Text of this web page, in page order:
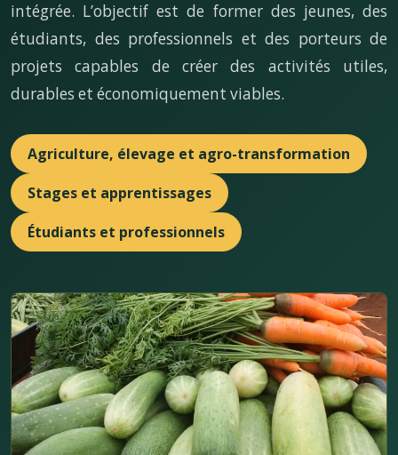
intégrée. L’objectif est de former des jeunes, des
étudiants, des professionnels et des porteurs de
projets capables de créer des activités utiles,
durables et économiquement viables.
Agriculture, élevage et agro-transformation
Stages et apprentissages
Étudiants et professionnels